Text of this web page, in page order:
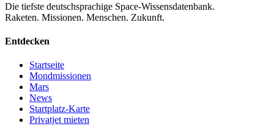
Die tiefste deutschsprachige Space-Wissensdatenbank.
Raketen. Missionen. Menschen. Zukunft.
Entdecken
Startseite
Mondmissionen
Mars
News
Startplatz-Karte
Privatjet mieten